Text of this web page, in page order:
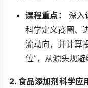
课程重点：​
深
科学定义商圈、
流动向，并计算
位”，从源头规避
2. 食品添加剂科学应